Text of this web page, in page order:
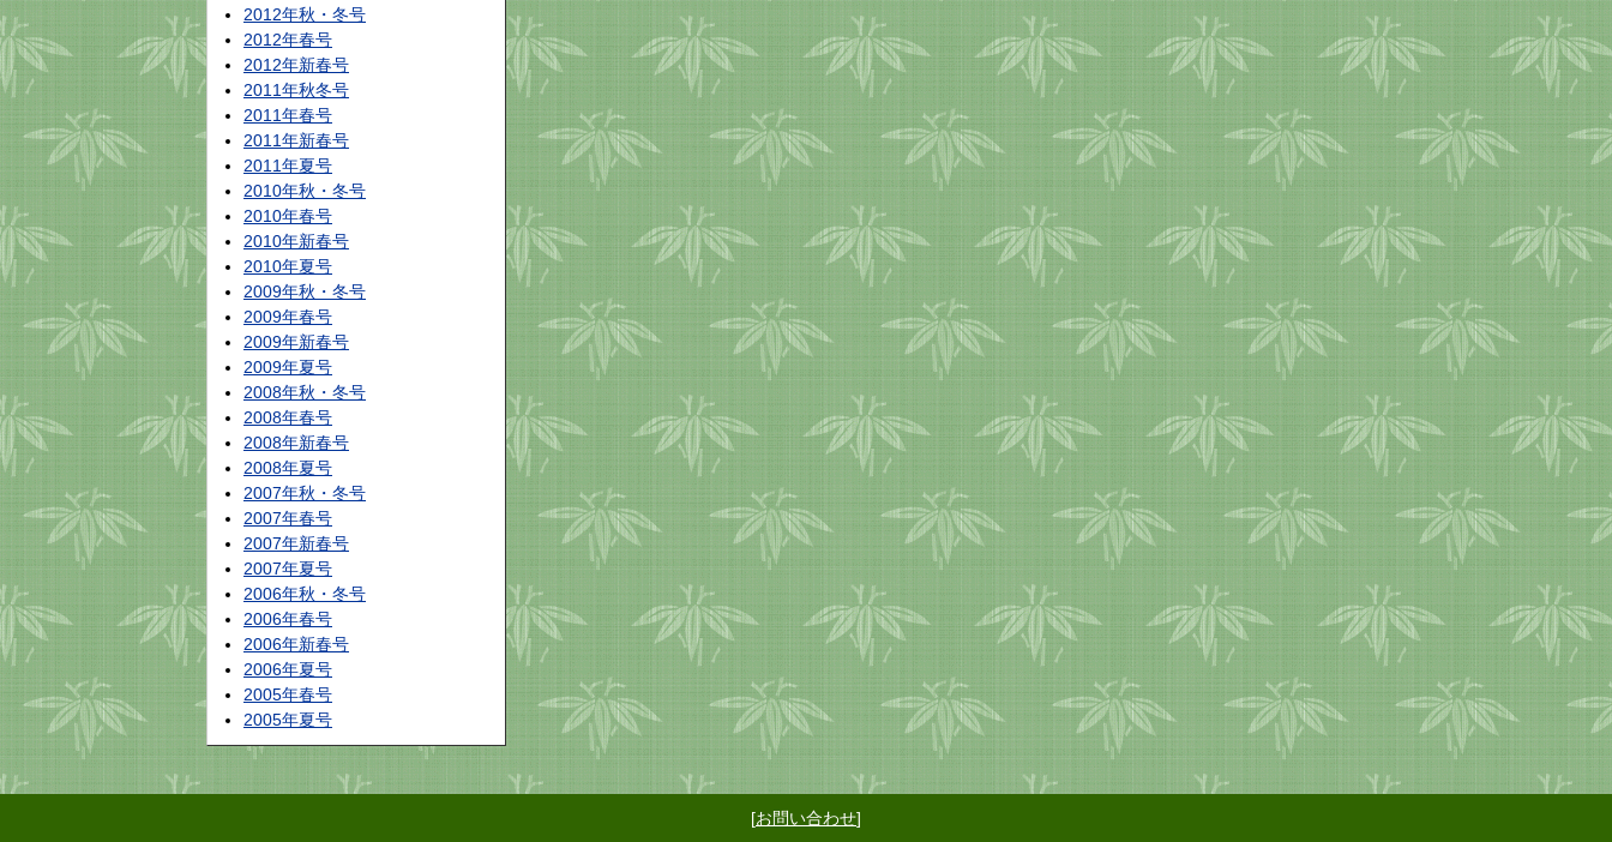
2012年秋・冬号
2012年春号
2012年新春号
2011年秋冬号
2011年春号
2011年新春号
2011年夏号
2010年秋・冬号
2010年春号
2010年新春号
2010年夏号
2009年秋・冬号
2009年春号
2009年新春号
2009年夏号
2008年秋・冬号
2008年春号
2008年新春号
2008年夏号
2007年秋・冬号
2007年春号
2007年新春号
2007年夏号
2006年秋・冬号
2006年春号
2006年新春号
2006年夏号
2005年春号
2005年夏号
[お問い合わせ]